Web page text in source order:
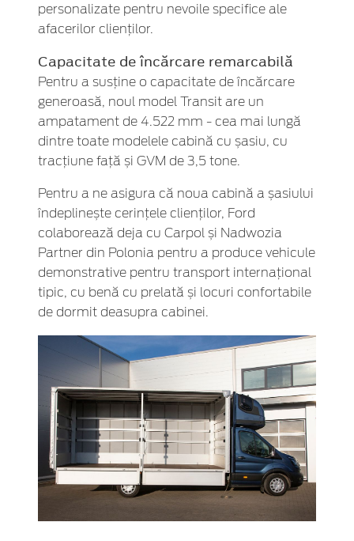
personalizate pentru nevoile specifice ale
afacerilor clienților.
Capacitate de încărcare remarcabilă
Pentru a susține o capacitate de încărcare
generoasă, noul model Transit are un
ampatament de 4.522 mm - cea mai lungă
dintre toate modelele cabină cu șasiu, cu
tracțiune față și GVM de 3,5 tone.
Pentru a ne asigura că noua cabină a șasiului
îndeplinește cerințele clienților, Ford
colaborează deja cu Carpol și Nadwozia
Partner din Polonia pentru a produce vehicule
demonstrative pentru transport internațional
tipic, cu benă cu prelată și locuri confortabile
de dormit deasupra cabinei.